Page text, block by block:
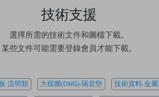
技術支援
選擇所需的技術文件和圖檔下載。
流明類 大樣圖(DWG)-隔音墊 技術資料-金